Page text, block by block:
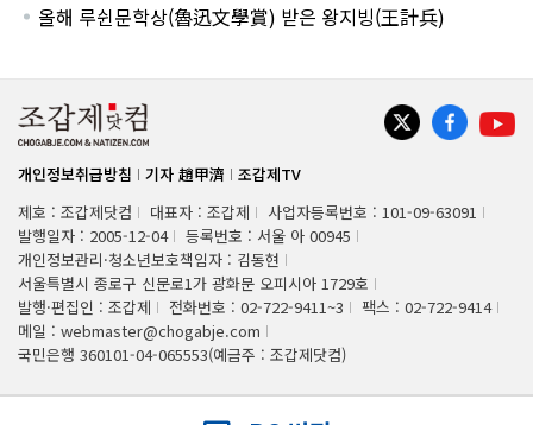
올해 루쉰문학상(魯迅文學賞) 받은 왕지빙(王計兵)
개인정보취급방침 기자 趙甲濟
조갑제TV
제호 : 조갑제닷컴
대표자 : 조갑제
사업자등록번호 : 101-09-63091
발행일자 : 2005-12-04
등록번호 : 서울 아 00945
개인정보관리·청소년보호책임자 : 김동현
서울특별시 종로구 신문로1가 광화문 오피시아 1729호
발행·편집인 : 조갑제
전화번호 : 02-722-9411~3
팩스 : 02-722-9414
메일 : webmaster@chogabje.com
국민은행 360101-04-065553(예금주 : 조갑제닷컴)